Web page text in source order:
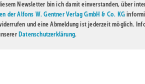
Newsletter bin ich damit einverstanden, über
der Alfons W. Gentner Verlag GmbH & Co. KG
und eine Abmeldung ist jederzeit möglich.
Datenschutzerklärung.